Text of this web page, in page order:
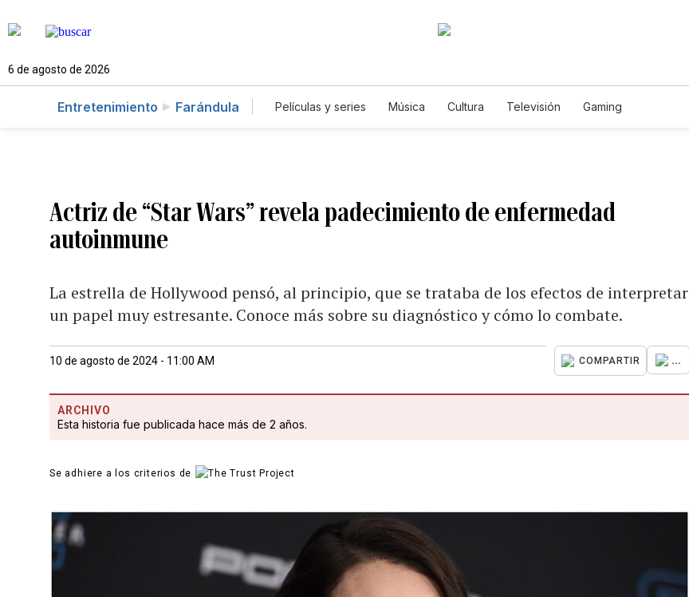
6 de agosto de 2026
Entretenimiento Farándula Películas y series Música Cultura Televisión Gaming
Actriz de “Star Wars” revela padecimiento de enfermedad
autoinmune
La estrella de Hollywood pensó, al principio, que se trataba de los efectos de interpretar
un papel muy estresante. Conoce más sobre su diagnóstico y cómo lo combate.
10 de agosto de 2024 - 11:00 AM COMPARTIR ...
ARCHIVO
Esta historia fue publicada hace más de 2 años.
Se adhiere a los criterios de